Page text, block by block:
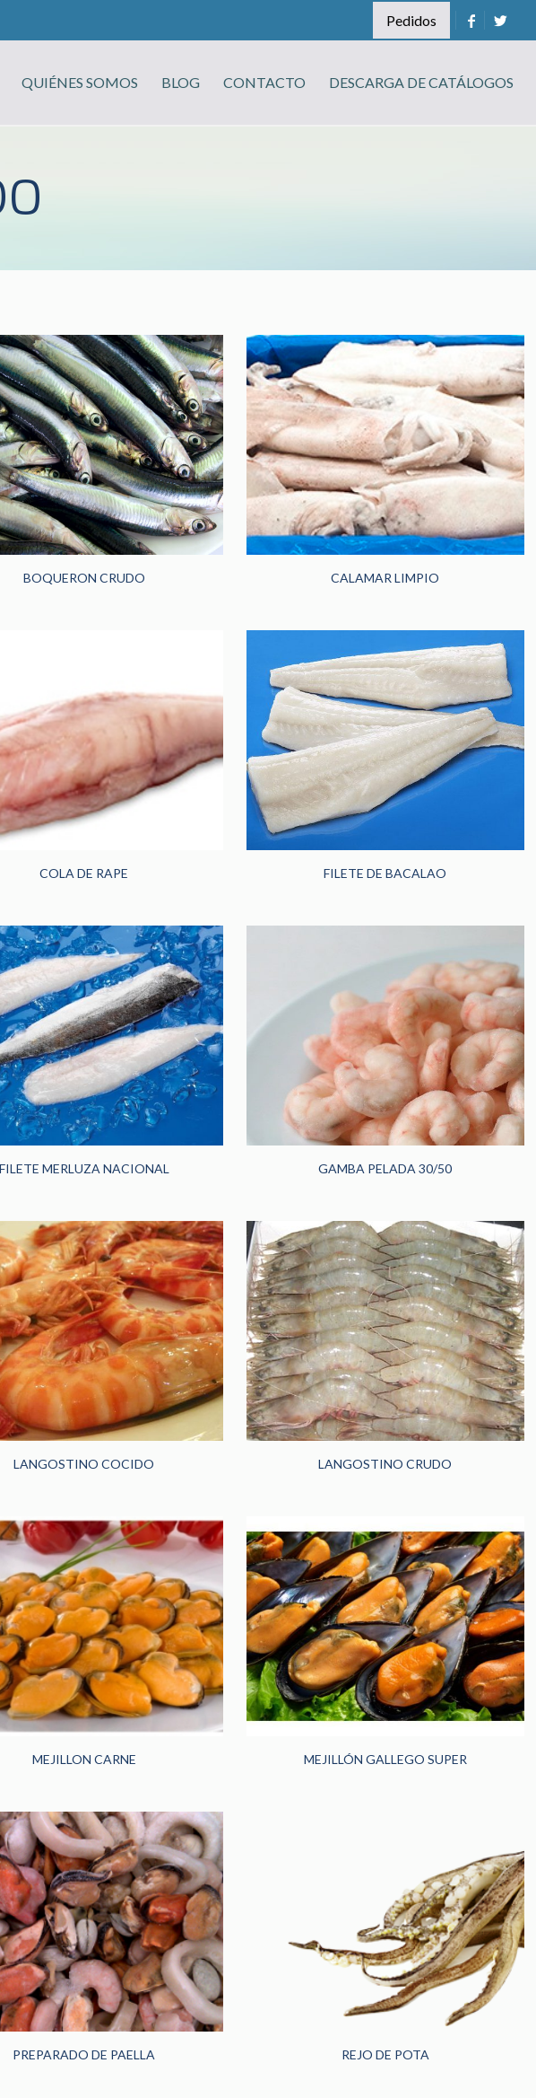
Pedidos
QUIÉNES SOMOS BLOG CONTACTO DESCARGA DE CATÁLOGOS
BOQUERON CRUDO CALAMAR LIMPIO
COLA DE RAPE FILETE DE BACALAO
FILETE MERLUZA NACIONAL GAMBA PELADA 30/50
LANGOSTINO COCIDO LANGOSTINO CRUDO
MEJILLON CARNE MEJILLÓN GALLEGO SUPER
PREPARADO DE PAELLA REJO DE POTA